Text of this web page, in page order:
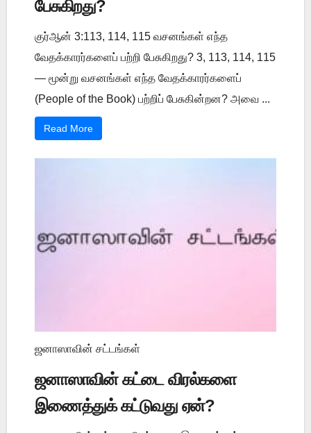
பேசுகிறது?
குர்ஆன் 3:113, 114, 115 வசனங்கள் எந்த
வேதக்காரர்களைப் பற்றி பேசுகிறது? 3, 113, 114, 115
— மூன்று வசனங்கள் எந்த வேதக்காரர்களைப்
(People of the Book) பற்றிப் பேசுகின்றன? அவை ...
Read More
ஜனாஸாவின் சட்டங்கள்
ஜனாஸாவின் கட்டை விரல்களை
இணைத்துக் கட்டுவது ஏன்?